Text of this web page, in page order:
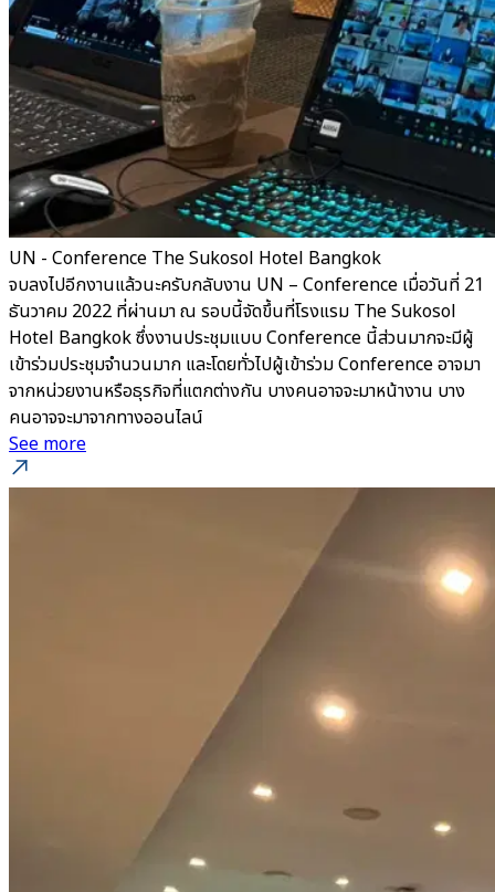
UN - Conference The Sukosol Hotel Bangkok
จบลงไปอีกงานแล้วนะครับกลับงาน UN – Conference เมื่อวันที่ 21
ธันวาคม 2022 ที่ผ่านมา ณ รอบนี้จัดขึ้นที่โรงแรม The Sukosol
Hotel Bangkok ซึ่งงานประชุมแบบ Conference นี้ส่วนมากจะมีผู้
เข้าร่วมประชุมจำนวนมาก และโดยทั่วไปผู้เข้าร่วม Conference อาจมา
จากหน่วยงานหรือธุรกิจที่แตกต่างกัน บางคนอาจจะมาหน้างาน บาง
คนอาจจะมาจากทางออนไลน์
See more